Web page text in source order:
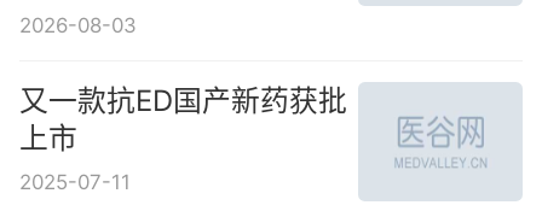
2026-08-03
又一款抗ED国产新药获批
上市
2025-07-11